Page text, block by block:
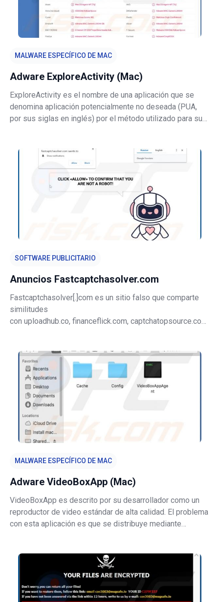
MALWARE ESPECÍFICO DE MAC
Adware ExploreActivity (Mac)
ExploreActivity es el nombre de una aplicación que se
denomina aplicación potencialmente no deseada (PUA,
por sus siglas en inglés) por el método utilizado para su
general, los usuarios n
SOFTWARE PUBLICITARIO
Anuncios Fastcaptchasolver.com
Fastcaptchasolver[.]com es un sitio falso que comparte
similitudes
con uploadhub.co, financeflick.com, captchatopsource.com
confiables y/o se les presenta contenido dudoso. Rara
vez se acc
MALWARE ESPECÍFICO DE MAC
Adware VideoBoxApp (Mac)
VideoBoxApp es descrito por su desarrollador como un
reproductor de video estándar de alta calidad. El problema
con esta aplicación es que se distribuye mediante
han instalado la ap